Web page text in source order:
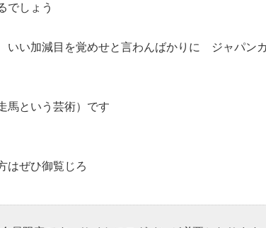
でしょう
い加減目を覚めせと言わんばかりに ジャパン
馬という芸術）です
はぜひ御覧じろ